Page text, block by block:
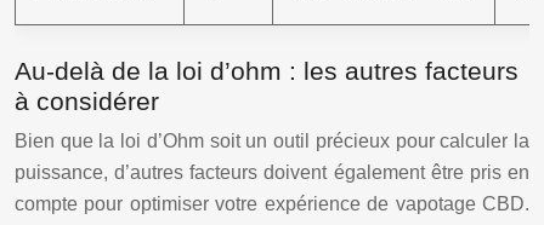
Au-delà de la loi d’ohm : les autres facteurs
à considérer
Bien que la loi d’Ohm soit un outil précieux pour calculer la
puissance, d’autres facteurs doivent également être pris en
compte pour optimiser votre expérience de vapotage CBD.